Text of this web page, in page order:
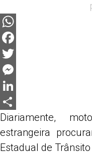
WhatsApp
Facebook
Twitter
Messenger
LinkedIn
Share
Diariamente,
estrangeira
Estadual de